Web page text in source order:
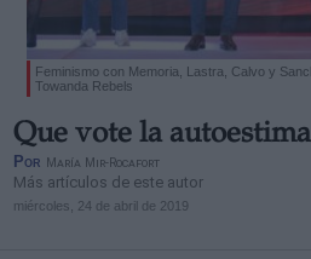
Feminismo con Memoria, Lastra, Calvo y
Towanda Rebels
Que vote la autoestima
Por María Mir-Rocafort
Más artículos de este autor
miércoles, 24 de abril de 2019